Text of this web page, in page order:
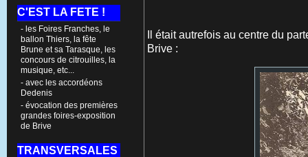
C'EST LA FETE !
- les Foires Franches, le
ballon Thiers, la fête
Brune et sa Tarasque, les
concours de citrouilles, la
musique, etc...
- avec les accordéons
Dedenis
- évocation des premières
grandes foires-exposition
de Brive
TRANSVERSALES
Il était autrefois au centre du
Brive :